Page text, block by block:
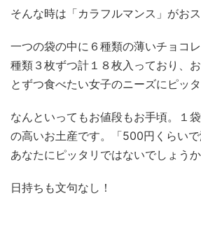
そんな時は「カラフルマンス」がおス
一つの袋の中に６種類の薄いチョコ
種類３枚ずつ計１８枚入っており、
とずつ食べたい女子のニーズにピッタ
なんといってもお値段もお手頃。１
の高いお土産です。「500円くらい
あなたにピッタリではないでしょうか
日持ちも文句なし！